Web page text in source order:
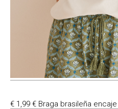
€ 1,99 € Braga brasileña